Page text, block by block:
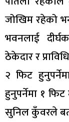
जोखिम रहेको
भवनलाई
ठेकेदार र
२ फिट
हुनुपर्नेमा १ फिट
सुनिल कुँवरले